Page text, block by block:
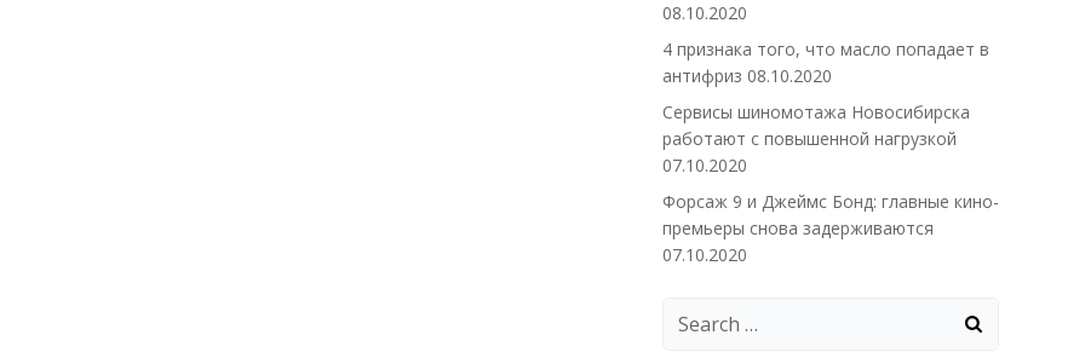
08.10.2020
4 признака того, что масло попадает в
антифриз 08.10.2020
Сервисы шиномотажа Новосибирска
работают с повышенной нагрузкой
07.10.2020
Форсаж 9 и Джеймс Бонд: главные кино-
премьеры снова задерживаются
07.10.2020
Search